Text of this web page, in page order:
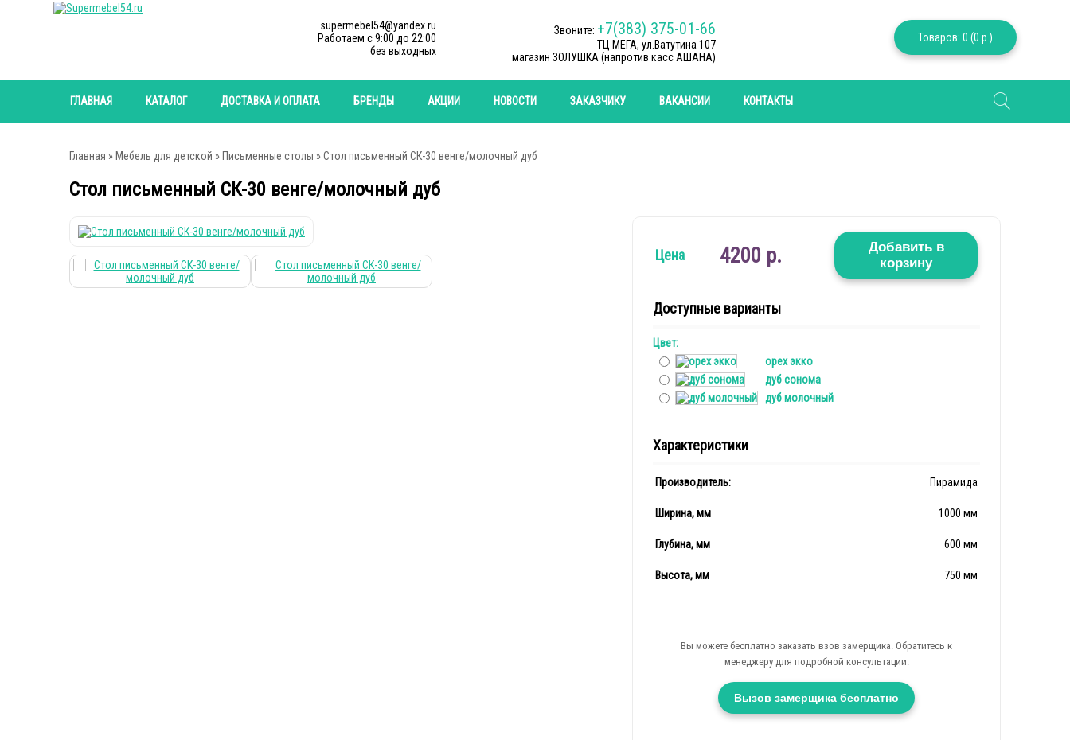
Товаров: 0 (0 р.)
supermebel54@yandex.ru
Работаем c 9:00 до 22:00
без выходных
Звоните: +7(383) 375-01-66
ТЦ МЕГА, ул.Ватутина 107
магазин ЗОЛУШКА (напротив касс АШАНА)
ГЛАВНАЯ КАТАЛОГ ДОСТАВКА И ОПЛАТА БРЕНДЫ АКЦИИ НОВОСТИ ЗАКАЗЧИКУ ВАКАНСИИ КОНТАКТЫ
Главная » Мебель для детской » Письменные столы » Cтол письменный СК-30 венге/молочный дуб
Cтол письменный СК-30 венге/молочный дуб
Цена 4200 р.
Добавить в
корзину
Доступные варианты
Цвет:
орех экко
дуб сонома
дуб молочный
Характеристики
Производитель: Пирамида
Ширина, мм 1000 мм
Глубина, мм 600 мм
Высота, мм 750 мм
Вы можете бесплатно заказать взов замерщика. Обратитесь к
менеджеру для подробной консультации.
Вызов замерщика бесплатно